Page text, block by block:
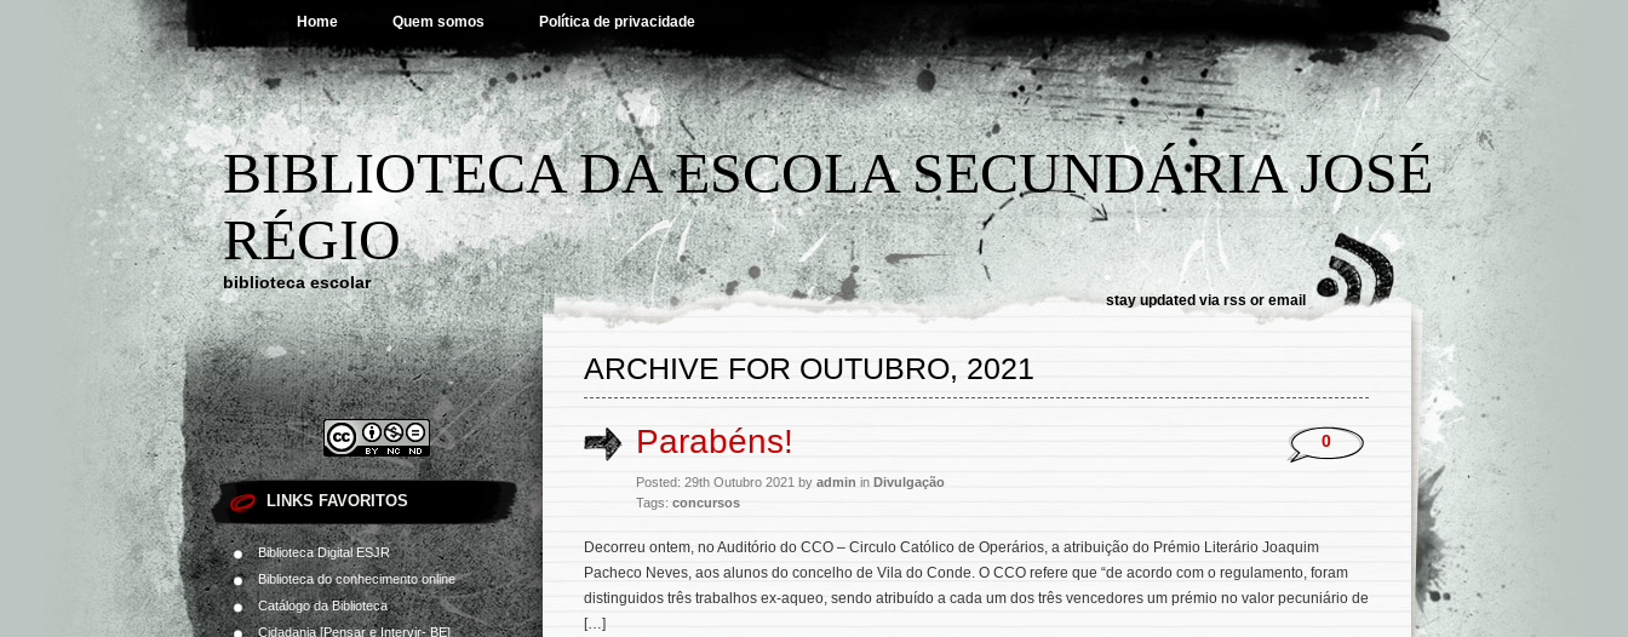
Home Quem somos Política de privacidade
BIBLIOTECA DA ESCOLA SECUNDÁRIA JOSÉ
RÉGIO
biblioteca escolar
stay updated via rss or email
LINKS FAVORITOS
Biblioteca Digital ESJR
Biblioteca do conhecimento online
Catálogo da Biblioteca
Cidadania [Pensar e Intervir- BE]
ARCHIVE FOR OUTUBRO, 2021
Parabéns!
Posted: 29th Outubro 2021 by admin in Divulgação
Tags: concursos
0
Decorreu ontem, no Auditório do CCO – Circulo Católico de Operários, a atribuição do Prémio Literário Joaquim
Pacheco Neves, aos alunos do concelho de Vila do Conde. O CCO refere que “de acordo com o regulamento, foram
distinguidos três trabalhos ex-aqueo, sendo atribuído a cada um dos três vencedores um prémio no valor pecuniário de
[…]